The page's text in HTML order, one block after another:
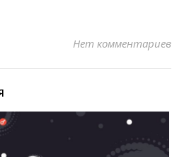
Нет комментариев